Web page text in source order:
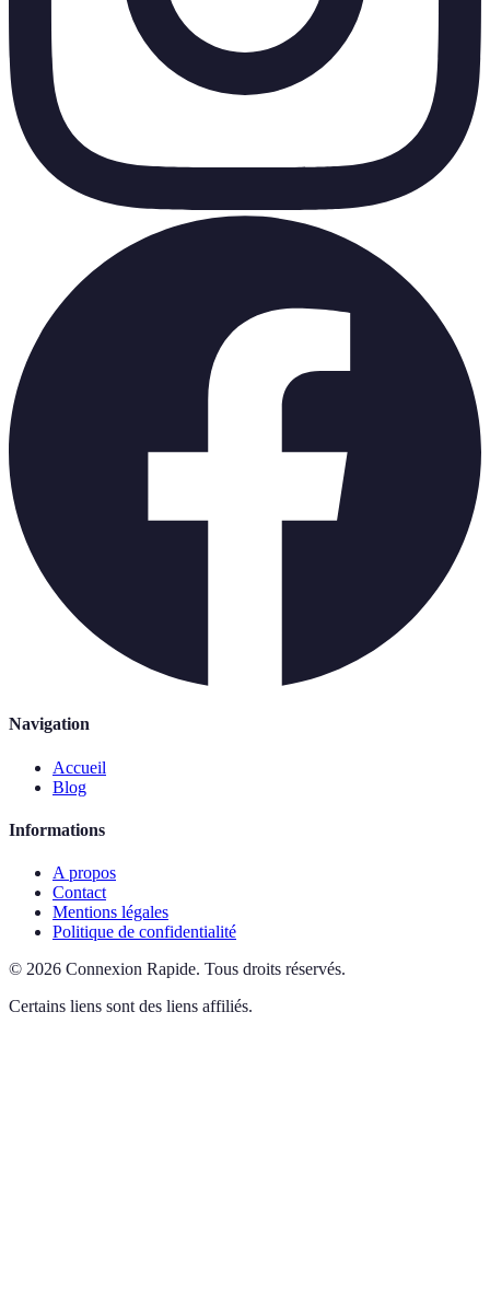
Navigation
Accueil
Blog
Informations
A propos
Contact
Mentions légales
Politique de confidentialité
© 2026 Connexion Rapide. Tous droits réservés.
Certains liens sont des liens affiliés.